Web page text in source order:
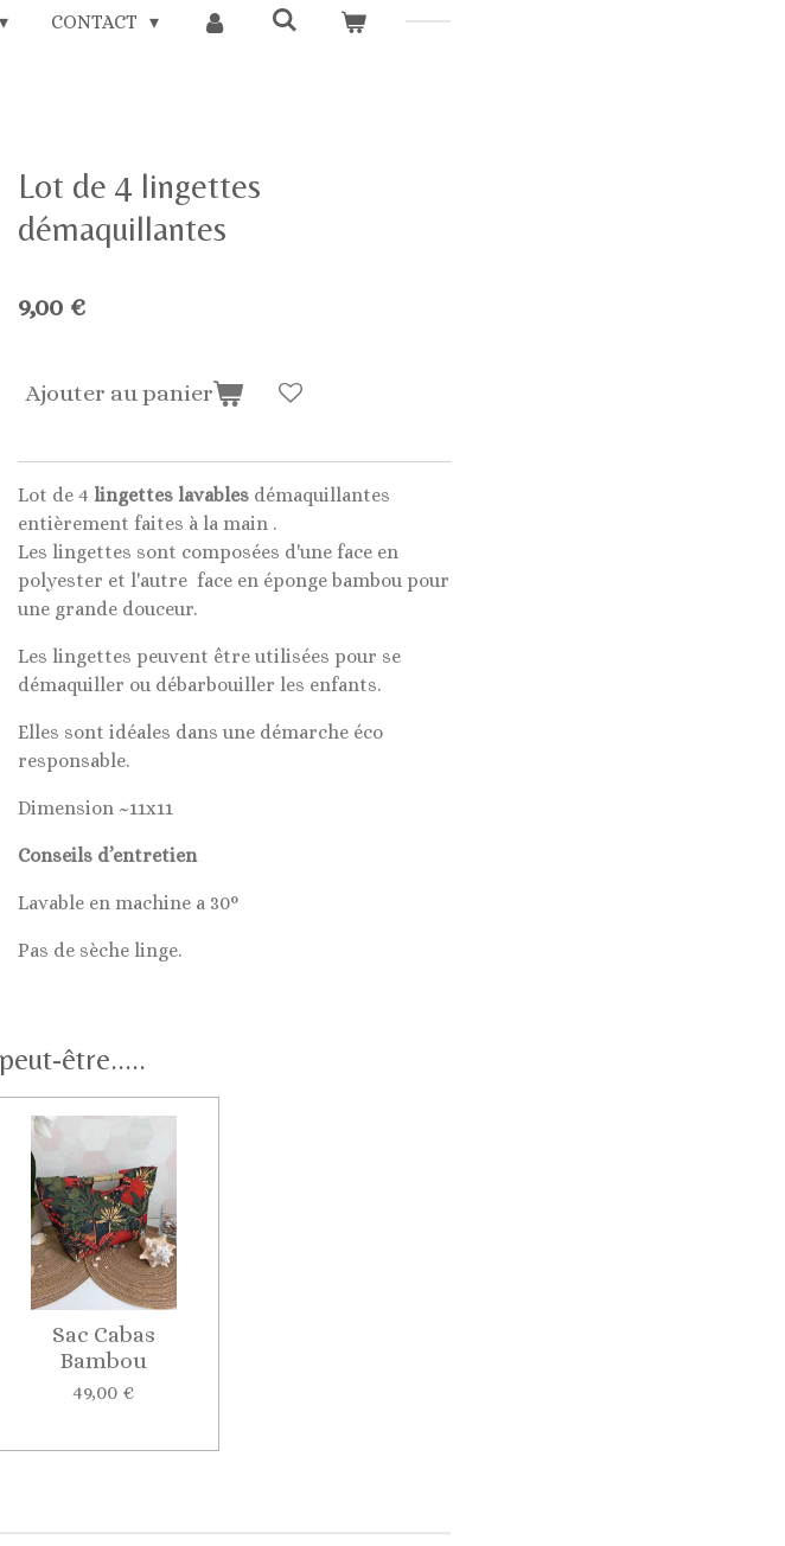
CONTACT
Lot de 4 lingettes
démaquillantes
9,00 €
Ajouter au panier
Lot de 4 lingettes lavables démaquillantes
entièrement faites à la main .
Les lingettes sont composées d'une face en
polyester et l'autre face en éponge bambou pour
une grande douceur.
Les lingettes peuvent être utilisées pour se
démaquiller ou débarbouiller les enfants.
Elles sont idéales dans une démarche éco
responsable.
Dimension ~11x11
Conseils d’entretien
Lavable en machine a 30°
Pas de sèche linge.
être.....
Sac Cabas
Bambou
49,00 €